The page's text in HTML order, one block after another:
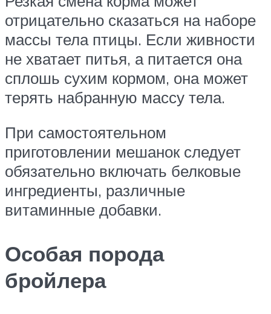
отрицательно сказаться на наборе
массы тела птицы. Если живности
не хватает питья, а питается она
сплошь сухим кормом, она может
терять набранную массу тела.
При самостоятельном
приготовлении мешанок следует
обязательно включать белковые
ингредиенты, различные
витаминные добавки.
Особая порода
бройлера